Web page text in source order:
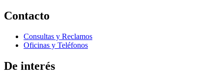
Contacto
Consultas y Reclamos
Oficinas y Teléfonos
De interés